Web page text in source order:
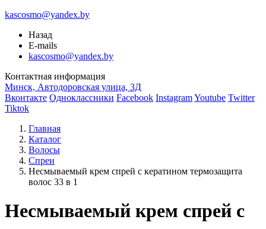
kascosmo@yandex.by
Назад
E-mails
kascosmo@yandex.by
Контактная информация
Минск, Автодоровская улица, 3Д
Вконтакте Одноклассники Facebook InstagramYoutube Twitter
Tiktok
Главная
Каталог
Волосы
Спреи
Несмываемый крем спрей с кератином термозащита
волос 33 в 1
Несмываемый крем спрей с